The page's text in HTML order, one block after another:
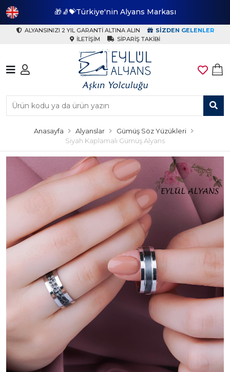
🎁🧦💝Türkiye'nin Alyans Markası
ALYANSINIZI 2 YIL GARANTI ALTINA ALIN
SIZDEN GELENLER
İLETIŞIM
SIPARIŞ TAKIBI
Anasayfa Alyanslar
Gümüş Söz Yüzükleri
Siyah Kaplamalı Gümüş Alyans